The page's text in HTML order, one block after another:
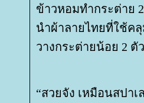
ข้าวหอมทำกระต่าย
นำผ้าลายไทยที่ใช้ค
วางกระต่ายน้อย 2
“สวยจัง เหมือนสปาเ